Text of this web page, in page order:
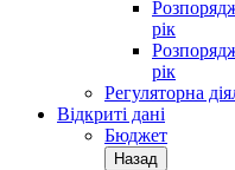
рік
рік
Регуляторна
Відкриті дані
Бюджет
Назад